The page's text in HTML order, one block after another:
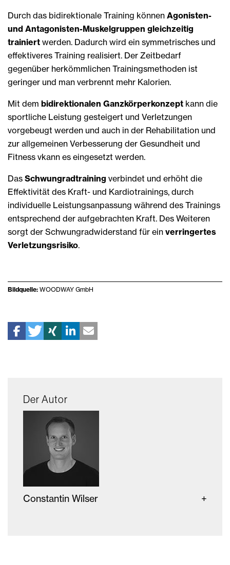
Durch das bidirektionale Training können Agonisten-
und Antagonisten-Muskelgruppen gleichzeitig
trainiert werden. Dadurch wird ein symmetrisches und
effektiveres Training realisiert. Der Zeitbedarf
gegenüber herkömmlichen Trainingsmethoden ist
geringer und man verbrennt mehr Kalorien.
Mit dem bidirektionalen Ganzkörperkonzept kann die
sportliche Leistung gesteigert und Verletzungen
vorgebeugt werden und auch in der Rehabilitation und
zur allgemeinen Verbesserung der Gesundheit und
Fitness vkann es eingesetzt werden.
Das Schwungradtraining verbindet und erhöht die
Effektivität des Kraft- und Kardiotrainings, durch
individuelle Leistungsanpassung während des Trainings
entsprechend der aufgebrachten Kraft. Des Weiteren
sorgt der Schwungradwiderstand für ein verringertes
Verletzungsrisiko.
Bildquelle: WOODWAY GmbH
Der Autor
Constantin Wilser